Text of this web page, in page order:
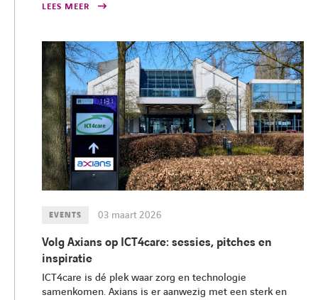
LEES MEER
EVENTS 03 maart 2026
Volg Axians op ICT4care: sessies, pitches en
inspiratie
ICT4care is dé plek waar zorg en technologie
samenkomen. Axians is er aanwezig met een sterk en